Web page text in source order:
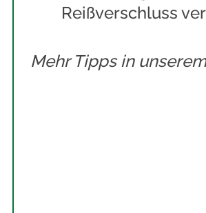
Reißverschluss
Mehr Tipps in